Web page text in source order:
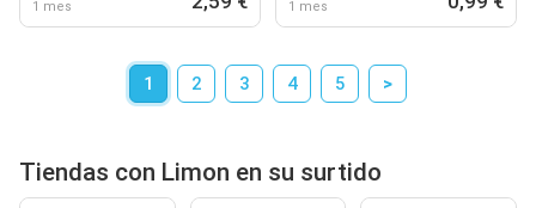
1 mes 1 mes
1 2 3 4 5 >
Tiendas con Limon en su surtido